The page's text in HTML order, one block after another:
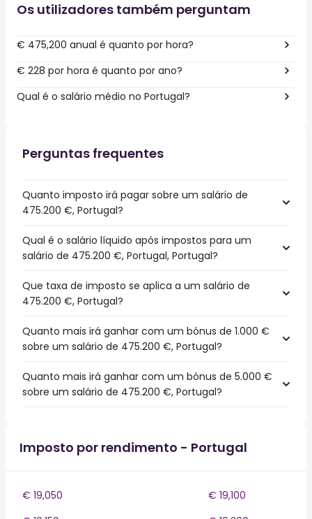
Os utilizadores também perguntam
€ 475,200 anual é quanto por hora?
€ 228 por hora é quanto por ano?
Qual é o salário médio no Portugal?
Perguntas frequentes
Quanto imposto irá pagar sobre um salário de
475.200 €, Portugal?
Qual é o salário líquido após impostos para um
salário de 475.200 €, Portugal, Portugal?
Que taxa de imposto se aplica a um salário de
475.200 €, Portugal?
Quanto mais irá ganhar com um bónus de 1.000 €
sobre um salário de 475.200 €, Portugal?
Quanto mais irá ganhar com um bónus de 5.000 €
sobre um salário de 475.200 €, Portugal?
Imposto por rendimento - Portugal
€ 19,050
€ 19,100